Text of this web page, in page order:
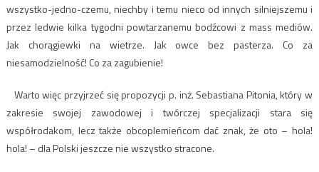
wszystko-jedno-czemu, niechby i temu nieco od innych silniejszemu i
przez ledwie kilka tygodni powtarzanemu bodźcowi z mass mediów.
Jak chorągiewki na wietrze. Jak owce bez pasterza. Co za
niesamodzielność! Co za zagubienie!
Warto więc przyjrzeć się propozycji p. inż. Sebastiana Pitonia, który w
zakresie swojej zawodowej i twórczej specjalizacji stara się
współrodakom, lecz także obcoplemieńcom dać znak, że oto – hola!
hola! – dla Polski jeszcze nie wszystko stracone.